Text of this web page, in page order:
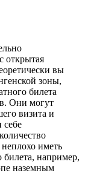
открытая
вы
зоны,
билета
Они могут
визита и
себе
иметь
билета, например,
наземным